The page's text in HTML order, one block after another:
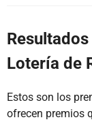
Lotería de
Estos son los
ofrecen premios